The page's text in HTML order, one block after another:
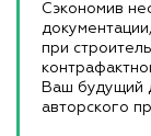
Сэкономив
при
Ваш будущий
авторского